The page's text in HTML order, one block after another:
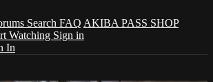
Search FAQ AKIBA PASS SHOP
Watching Sign in
In